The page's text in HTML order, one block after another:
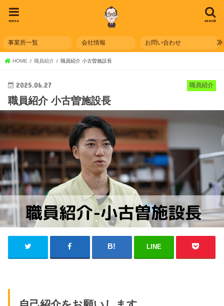
search
menu
事業所一覧 会社情報 お問い合わせ
HOME 職員紹介 職員紹介 小古曽施設長
職員紹介
2025.06.27
職員紹介 小古曽施設長
LINE